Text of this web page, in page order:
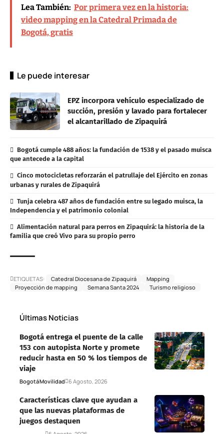
Lea También: Por primera vez en la historia:
video mapping en la Catedral Primada de
Bogotá, gratis
Le puede interesar
EPZ incorpora vehículo especializado de
succión, presión y lavado para fortalecer
el alcantarillado de Zipaquirá
Bogotá cumple 488 años: la fundación de 1538 y el pasado muisca
que antecede a la capital
Cinco motocicletas reforzarán el patrullaje del Ejército en zonas
urbanas y rurales de Zipaquirá
Tunja celebra 487 años de fundación entre su legado muisca, la
Independencia y el patrimonio colonial
Alimentación natural para perros en Zipaquirá: la historia de la
familia que creó Vivo para su propio perro
ETIQUETAS: Catedral Diocesana de Zipaquirá
Mapping
Proyección de mapping
Semana Santa 2024 Turismo religioso
Últimas Noticias
Bogotá entrega el puente de la calle
153 con autopista Norte y promete
reducir hasta en 50 % los tiempos de
viaje
BogotáMovilidad 6 Agosto, 2026
Características clave que ayudan a
que las nuevas plataformas de
juegos destaquen